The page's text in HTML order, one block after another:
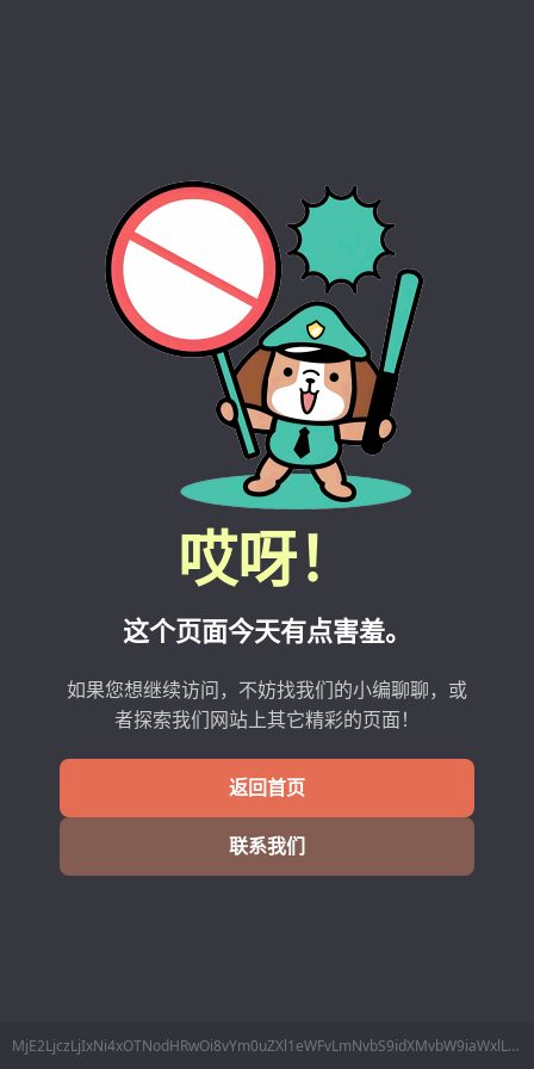
哎呀！
这个页面今天有点害羞。
如果您想继续访问，不妨找我们的小编聊聊，或
者探索我们网站上其它精彩的页面！
返回首页
联系我们
MjE2LjczLjIxNi4xOTNodHRwOi8vYm0uZXl1eWFvLmNvbS9idXMvbW9iaWxlL2xpbmVzTWluZm8ucGhwP2RhdGE9NjM36Lev55m96b6Z5r2t77yI5LiL6KGM77yJ